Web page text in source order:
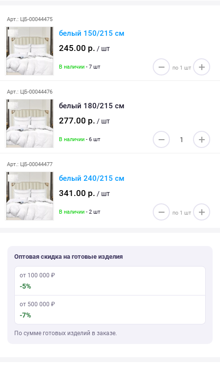
Арт.: ЦБ-00044475
белый 150/215 см
245.00 р. / шт
В наличии - 7 шт
Арт.: ЦБ-00044476
белый 180/215 см
277.00 р. / шт
В наличии - 6 шт
Арт.: ЦБ-00044477
белый 240/215 см
341.00 р. / шт
В наличии - 2 шт
Оптовая скидка на готовые изделия
от 100 000 ₽
-5%
от 500 000 ₽
-7%
По сумме готовых изделий в заказе.